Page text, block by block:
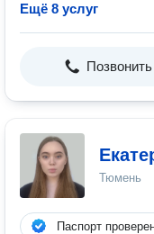
Ещё 8 услуг
Позвонить
Тюмень
Паспорт